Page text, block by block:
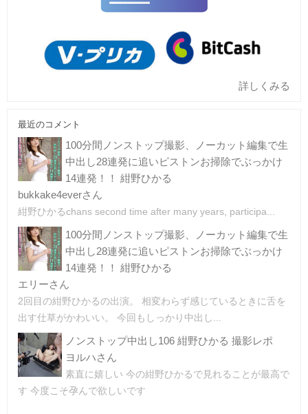
詳しくみる
最近のコメント
100分間ノンストップ撮影、ノーカット編集で生
中出し28連発に追いピストンお掃除でぶっかけ
14連発！！ 紺野ひかる
bukkake4everさん
紺野ひかるchans second time after many years, participa...
100分間ノンストップ撮影、ノーカット編集で生
中出し28連発に追いピストンお掃除でぶっかけ
14連発！！ 紺野ひかる
エリーさん
2回目の紺野ひかるの出演。 相変わらず感じているときに舌を
出す仕草がかわいい。 今回もしっかり中出し...
ノンストップ中出し106 紺野ひかる 撮影レポ
ヨルハさん
素直に嬉しい 今の紺野ひかるで見れることが最高で
す 今度こそ孕んで欲しいです